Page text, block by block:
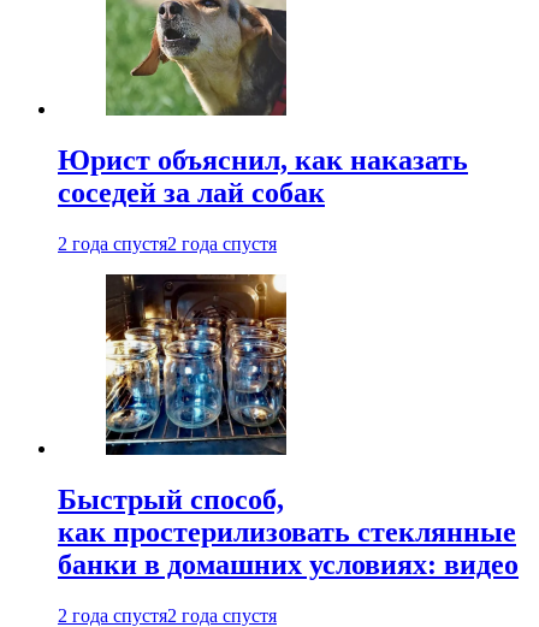
Юрист объяснил, как наказать
соседей за лай собак
2 года спустя2 года спустя
Быстрый способ,
как простерилизовать стеклянные
банки в домашних условиях: видео
2 года спустя2 года спустя